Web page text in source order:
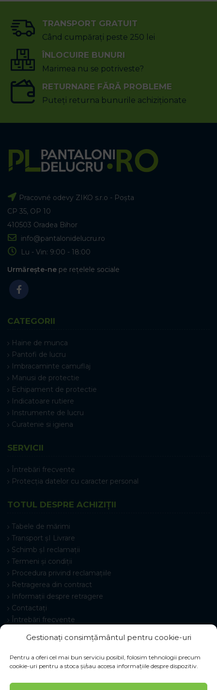
Gestionați consimțământul pentru cookie-uri
Pentru a oferi cel mai bun serviciu posibil, folosim tehnologii precum
cookie-uri pentru a stoca și/sau accesa informațiile despre dispozitiv.
TRANSPORT GRATUIT
Când cumpărați peste 250 lei
ÎNLOCUIRE BUNURI
Marimea nu se potriveste?
RETURNARE FĂRĂ PROBLEME
Puteți returna bunurile achiziționate
Pracovné odevy ZIKO s.r.o - Poșta
CP 35, OP 10
410503 Oradea Bihor
info@pantalonidelucru.ro
Lu - Vin: 9:00 - 18:00
Urmărește-ne pe rețelele sociale
CATEGORII
Haine de munca
Pantofi de lucru
Imbracaminte camuflaj
Manusi de protectie
Echipament de protectie
Indicatoare rutiere
Instrumente de lucru
Curatenie si igiena
SERVICII
Întrebări frecvente
Protecția datelor cu caracter personal
TOTUL DESPRE ACHIZIȚII
Tabele de mărimi
Transport șI Livrare
Schimb șI reclamații
Termeni și condiții
Procedura privind reclamațiile
Retragerea din contract
Informații despre retragere
Contactați
Întrebări frecvente